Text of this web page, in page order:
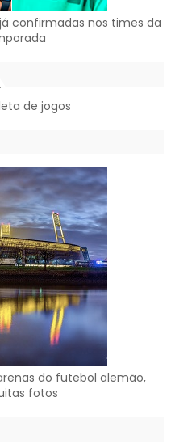
confirmadas nos times da
de jogos
do futebol alemão,
fotos